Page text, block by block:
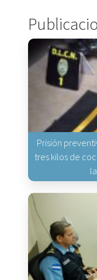
Prisión
tres kilos de